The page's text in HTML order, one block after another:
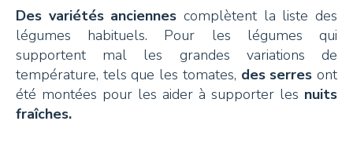
+41 26 924 25 25
info@pays-denhaut.ch
Des variétés anciennes complètent la liste des
légumes habituels. Pour les légumes qui
supportent mal les grandes variations de
température, tels que les tomates, des serres ont
été montées pour les aider à supporter les nuits
fraîches.